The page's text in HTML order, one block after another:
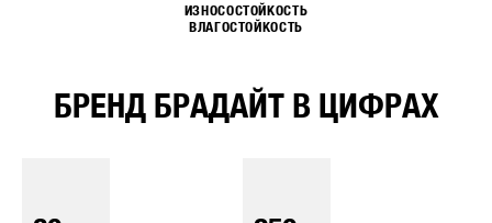
ИЗНОСОСТОЙКОСТЬ
ВЛАГОСТОЙКОСТЬ
БРЕНД БРАДАЙТ В ЦИФРАХ